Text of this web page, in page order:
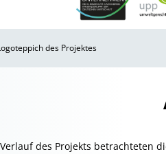
des Projektes
des Projekts betrachteten